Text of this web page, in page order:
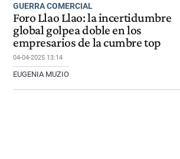
GUERRA COMERCIAL
Foro Llao Llao: la incertidumbre
global golpea doble en los
empresarios de la cumbre top
04-04-2025 13:14
EUGENIA MUZIO